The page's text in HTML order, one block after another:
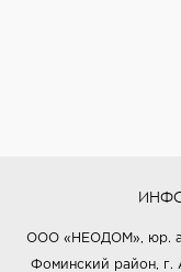
ООО «НЕОДОМ», юр.
Фоминский район, г.